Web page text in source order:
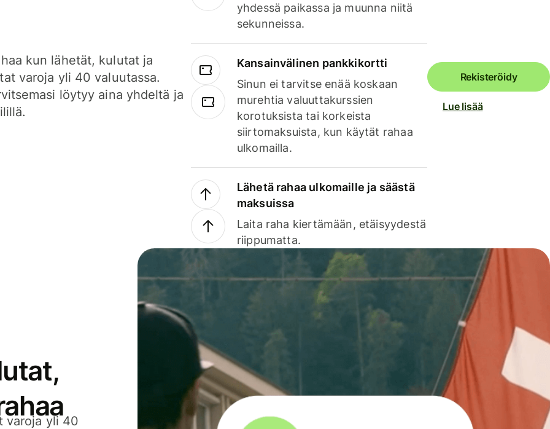
kun lähetät, kulutat ja
varoja yli 40 valuutassa.
löytyy aina yhdeltä ja
yhdessä paikassa ja muunna niitä
sekunneissa.
Kansainvälinen pankkikortti
Sinun ei tarvitse enää koskaan
murehtia valuuttakurssien
korotuksista tai korkeista
siirtomaksuista, kun käytät rahaa
ulkomailla.
Lähetä rahaa ulkomaille ja säästä
maksuissa
Laita raha kiertämään, etäisyydestä
riippumatta.
Rekisteröidy
Lue lisää
varoja yli 40